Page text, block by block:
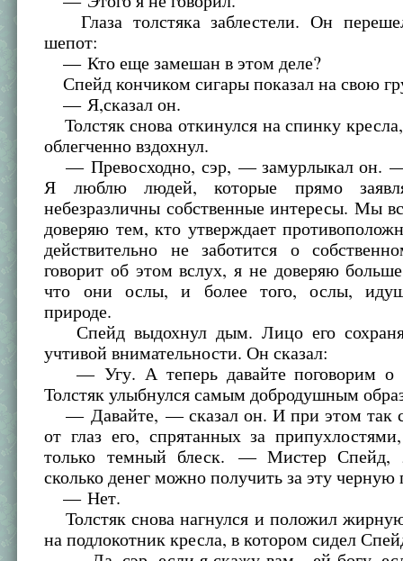
Глаза толстяка заблестели. Он
шепот:
— Кто еще замешан в этом деле?
Спейд кончиком сигары показал на свою
— Я,сказал он.
Толстяк снова откинулся на спинку
облегченно вздохнул.
— Превосходно, сэр, — замурлыкал он. —
Я люблю людей, которые прямо
небезразличны собственные интересы. Мы
доверяю тем, кто утверждает
действительно не заботится о
говорит об этом вслух, я не доверяю
что они ослы, и более того, ослы,
природе.
Спейд выдохнул дым. Лицо его
учтивой внимательности. Он сказал:
— Угу. А теперь давайте поговорим о
Толстяк улыбнулся самым добродушным
— Давайте, — сказал он. И при этом так
от глаз его, спрятанных за
только темный блеск. — Мистер Спейд,
сколько денег можно получить за эту черную
— Нет.
Толстяк снова нагнулся и положил
на подлокотник кресла, в котором сидел